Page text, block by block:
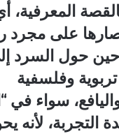
المعرفية،
على مجرد
حول السرد
وفلسفية
سواء في
التجربة، لأنه